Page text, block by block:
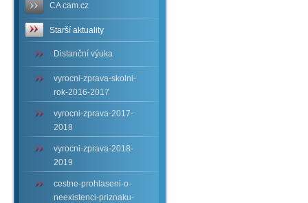
CA cam.cz
Starší aktuality
Distanční výuka
vyrocni-zprava-skolni-
rok-2016-2017
vyrocni-zprava-2017-
2018
vyrocni-zprava-2018-
2019
cestne-prohlaseni-o-
neexistenci-priznaku-